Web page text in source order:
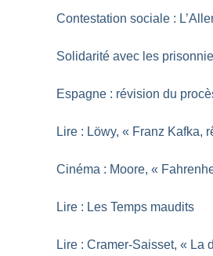
Contestation sociale :
Solidarité avec les
Espagne : révision du
Lire : Löwy, « Franz Kafka,
Cinéma : Moore, «
Lire : Les Temps maudits
Lire : Cramer-Saisset, « La